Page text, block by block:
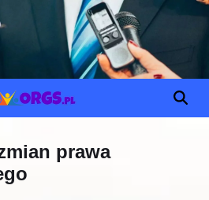
prawa